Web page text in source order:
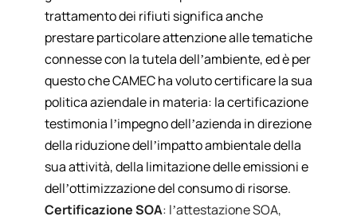
trattamento dei rifiuti significa anche
prestare particolare attenzione alle tematiche
connesse con la tutela dell’ambiente, ed è per
questo che CAMEC ha voluto certificare la sua
politica aziendale in materia: la certificazione
testimonia l’impegno dell’azienda in direzione
della riduzione dell’impatto ambientale della
sua attività, della limitazione delle emissioni e
dell’ottimizzazione del consumo di risorse.
Certificazione SOA: l’attestazione SOA,